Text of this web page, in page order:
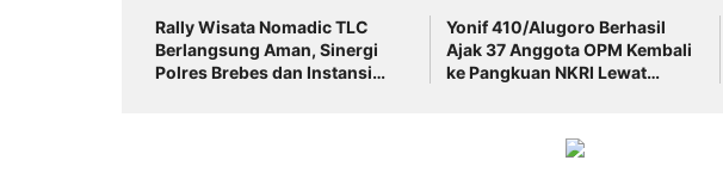
Rally Wisata Nomadic TLC
Berlangsung Aman, Sinergi
Polres Brebes dan Instansi
Yonif 410/Alugoro Berhasil
Ajak 37 Anggota OPM Kembali
ke Pangkuan NKRI Lewat